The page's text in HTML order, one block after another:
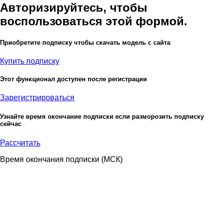
Авторизируйтесь, чтобы
воспользоваться этой формой.
Приобретите подписку чтобы скачать модель с сайта
Купить подписку
Этот функционал доступен после регистрации
Зарегистрироваться
Узнайте время окончание подписки если разморозить подписку
сейчас
Рассчитать
Время окончания подписки (МСК)